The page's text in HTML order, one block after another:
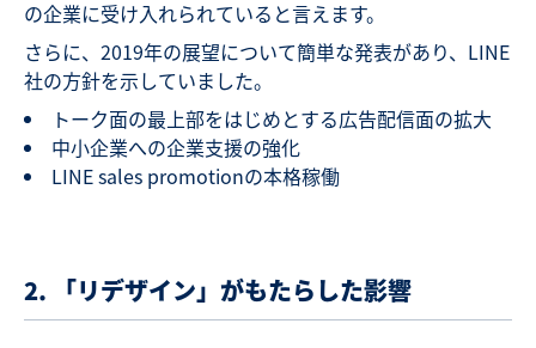
の企業に受け入れられていると言えます。
さらに、2019年の展望について簡単な発表があり、LINE
社の方針を示していました。
トーク面の最上部をはじめとする広告配信面の拡大
中小企業への企業支援の強化
LINE sales promotionの本格稼働
2. 「リデザイン」がもたらした影響